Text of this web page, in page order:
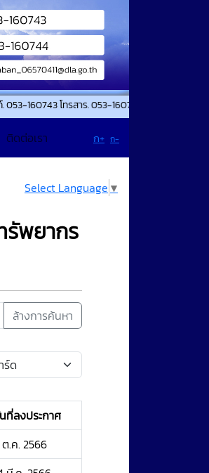
โทรสาร. 053-160744 แจ้งเหตุสาธารณภัย เหตุด่
ติดต่อเรา ก+ ก-
Select Language ▼
รัพยากร
ล้างการค้นหา
ที่ลงประกาศ
.ค. 2566